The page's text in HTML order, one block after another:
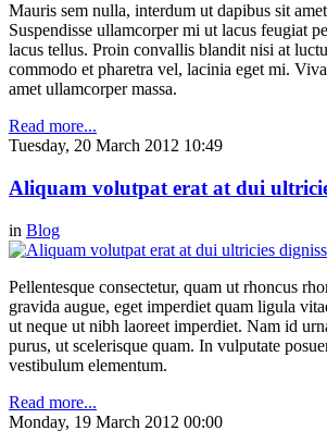
Mauris sem nulla, interdum ut dapibus sit
Suspendisse ullamcorper mi ut lacus feugiat
lacus tellus. Proin convallis blandit nisi at
commodo et pharetra vel, lacinia eget mi.
amet ullamcorper massa.
Read more...
Tuesday, 20 March 2012 10:49
Aliquam volutpat erat at dui
in Blog
Pellentesque consectetur, quam ut rhoncus
gravida augue, eget imperdiet quam ligula
ut neque ut nibh laoreet imperdiet. Nam id
purus, ut scelerisque quam. In vulputate
vestibulum elementum.
Read more...
Monday, 19 March 2012 00:00